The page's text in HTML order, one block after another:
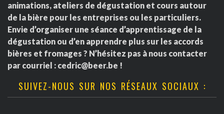
animations, ateliers de dégustation et cours autour
de la bière pour les entreprises ou les particuliers.
Envie d’organiser une séance d’apprentissage de la
dégustation ou d’en apprendre plus sur les accords
bières et fromages ? N’hésitez pas à nous contacter
par courriel : cedric@beer.be !
SUIVEZ-NOUS SUR NOS RÉSEAUX SOCIAUX :